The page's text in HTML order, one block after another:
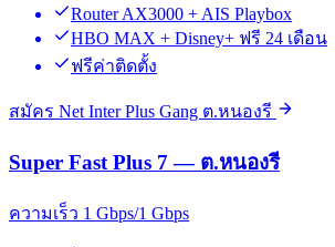
Router AX3000 + AIS Playbox
HBO MAX + Disney+ ฟรี 24 เดือน
ฟรีค่าติดตั้ง
สมัคร Net Inter Plus Gang ต.หนองรี
Super Fast Plus 7 — ต.หนองรี
ความเร็ว 1 Gbps/1 Gbps